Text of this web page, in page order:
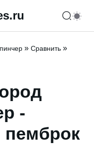
» Сравнить »
-
пемброк